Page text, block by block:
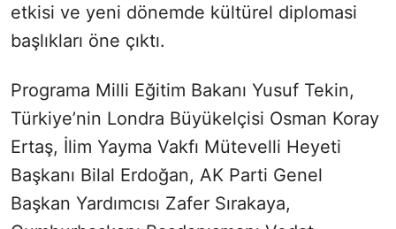
etkisi ve yeni dönemde kültürel diplomasi
başlıkları öne çıktı.
Programa Milli Eğitim Bakanı Yusuf Tekin,
Türkiye’nin Londra Büyükelçisi Osman Koray
Ertaş, İlim Yayma Vakfı Mütevelli Heyeti
Başkanı Bilal Erdoğan, AK Parti Genel
Başkan Yardımcısı Zafer Sırakaya,